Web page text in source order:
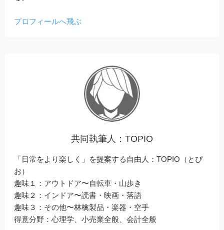
プロフィールへ飛ぶ
共同執筆人：TOPIO
「日常をより楽しく」を提案する自由人：TOPIO（とぴ
お）
趣味１：アウトドア〜自転車・山歩き
趣味２：インドア〜読書・映画・落語
趣味３：その他〜林檎製品・楽器・空手
得意分野：心理学、小売業全般、会計全般